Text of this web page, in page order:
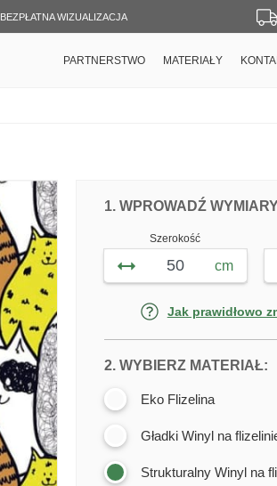
BEZPŁATNA WIZUALIZACJA
PARTNERSTWO MATERIAŁY
DOPASUJ
1. WPROWADŹ
Szerokość
cm
Jak prawidłowo
2. WYBIERZ MATERIAŁ:
Eko Flizelina
Gładki Winyl na
Strukturalny Winyl na